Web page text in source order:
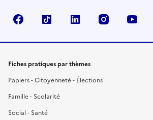
FacebookTikTok LinkedIn Instagram
Fiches pratiques par thèmes
Papiers - Citoyenneté - Élections
Famille - Scolarité
Social - Santé